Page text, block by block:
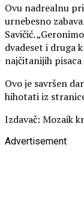
Ovu nadrealnu
urnebesno
Savičić.
dvadeset i druga
najčitanijih
Ovo je savršen
hihotati iz
Izdavač: Mozaik
Advertisement